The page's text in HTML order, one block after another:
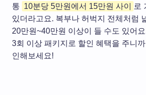
통 10분당 5만원에서 15만원 사이
로
있더라고요. 복부나 허벅지 전체처럼
20만원~40만원 이상이 들 수도 있어
3회 이상 패키지로 할인 혜택을 주니
인해보세요!